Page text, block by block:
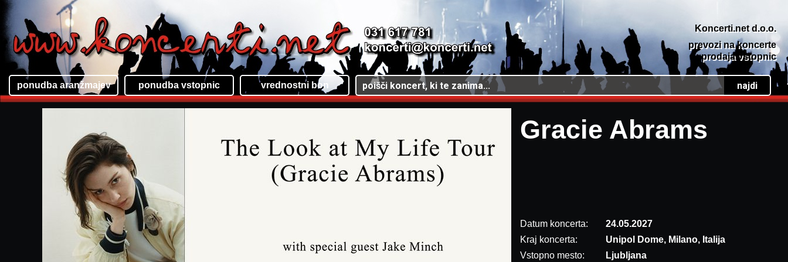
ponudba aranžmajev ponudba vstopnic vrednostni bon
Koncerti.net d.o.o.
prevozi na koncerte
prodaja vstopnic
Gracie Abrams
Datum koncerta:
24.05.2027
Kraj koncerta:
Unipol Dome, Milano, Italija
Vstopno mesto:
Ljubljana